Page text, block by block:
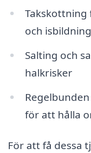
och isbildning
Salting och
halkrisker
för att hålla
För att få dessa